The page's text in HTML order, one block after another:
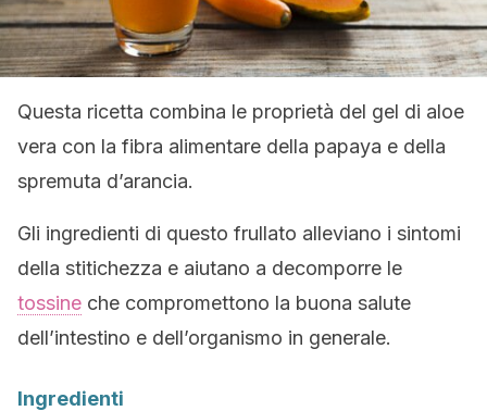
Questa ricetta combina le proprietà del gel di aloe
vera con la fibra alimentare della papaya e della
spremuta d’arancia.
Gli ingredienti di questo frullato alleviano i sintomi
della stitichezza e aiutano a decomporre le
tossine che compromettono la buona salute
dell’intestino e dell’organismo in generale.
Ingredienti